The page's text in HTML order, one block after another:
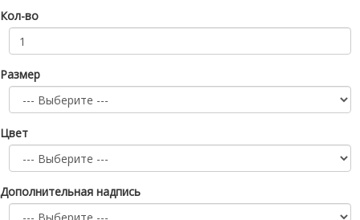
Кол-во
Размер
Цвет
Дополнительная надпись